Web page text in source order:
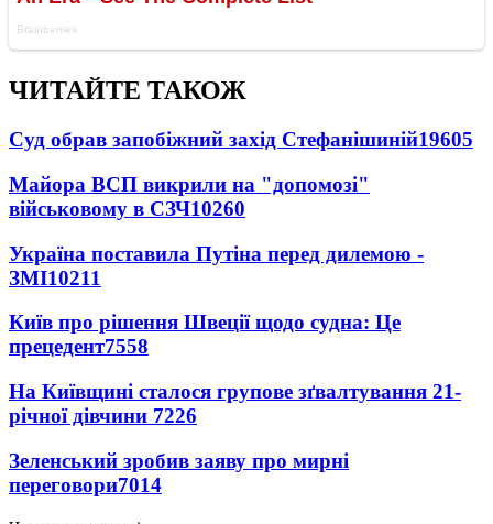
ЧИТАЙТЕ ТАКОЖ
Суд обрав запобіжний захід Стефанішиній19605
Майора ВСП викрили на "допомозі"
військовому в СЗЧ10260
Україна поставила Путіна перед дилемою -
ЗМІ10211
Київ про рішення Швеції щодо судна: Це
прецедент7558
На Київщині сталося групове зґвалтування 21-
річної дівчини 7226
Зеленський зробив заяву про мирні
переговори7014